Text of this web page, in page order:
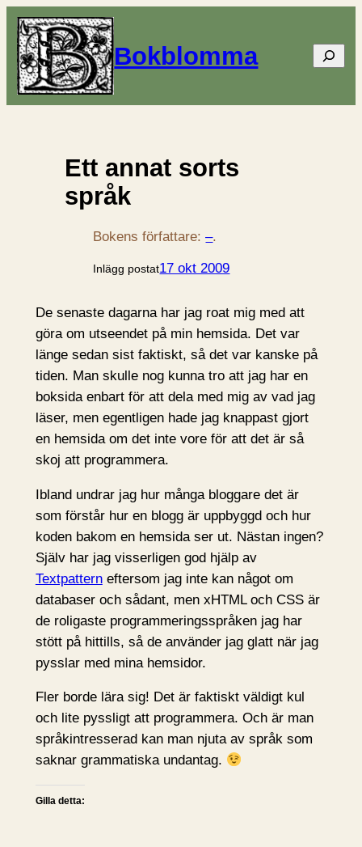
Bokblomma Sök
Ett annat sorts
språk
Bokens författare:–.
Inlägg postat17 okt 2009
De senaste dagarna har jag roat mig med att
göra om utseendet på min hemsida. Det var
länge sedan sist faktiskt, så det var kanske på
tiden. Man skulle nog kunna tro att jag har en
boksida enbart för att dela med mig av vad jag
läser, men egentligen hade jag knappast gjort
en hemsida om det inte vore för att det är så
skoj att programmera.
Ibland undrar jag hur många bloggare det är
som förstår hur en blogg är uppbyggd och hur
koden bakom en hemsida ser ut. Nästan ingen?
Själv har jag visserligen god hjälp av
Textpatterneftersom jag inte kan något om
databaser och sådant, men xHTML och CSS är
de roligaste programmeringsspråken jag har
stött på hittills, så de använder jag glatt när jag
pysslar med mina hemsidor.
Fler borde lära sig! Det är faktiskt väldigt kul
och lite pyssligt att programmera. Och är man
språkintresserad kan man njuta av språk som
saknar grammatiska undantag.
Gilla detta: